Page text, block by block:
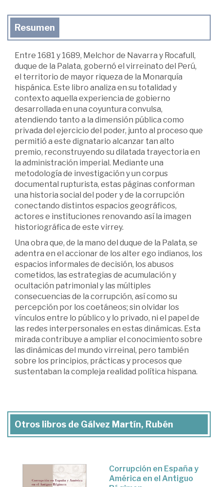
Resumen
Entre 1681 y 1689, Melchor de Navarra y Rocafull,
duque de la Palata, gobernó el virreinato del Perú,
el territorio de mayor riqueza de la Monarquía
hispánica. Este libro analiza en su totalidad y
contexto aquella experiencia de gobierno
desarrollada en una coyuntura convulsa,
atendiendo tanto a la dimensión pública como
privada del ejercicio del poder, junto al proceso que
permitió a este dignatario alcanzar tan alto
premio, reconstruyendo su dilatada trayectoria en
la administración imperial. Mediante una
metodología de investigación y un corpus
documental rupturista, estas páginas conforman
una historia social del poder y de la corrupción
conectando distintos espacios geográficos,
actores e instituciones renovando así la imagen
historiográfica de este virrey.
Una obra que, de la mano del duque de la Palata, se
adentra en el accionar de los alter ego indianos, los
espacios informales de decisión, los abusos
cometidos, las estrategias de acumulación y
ocultación patrimonial y las múltiples
consecuencias de la corrupción, así como su
percepción por los coetáneos; sin olvidar los
vínculos entre lo público y lo privado, ni el papel de
las redes interpersonales en estas dinámicas. Esta
mirada contribuye a ampliar el conocimiento sobre
las dinámicas del mundo virreinal, pero también
sobre los principios, prácticas y procesos que
sustentaban la compleja realidad política hispana.
Otros libros de Gálvez Martín, Rubén
Corrupción en España y
América en el Antiguo